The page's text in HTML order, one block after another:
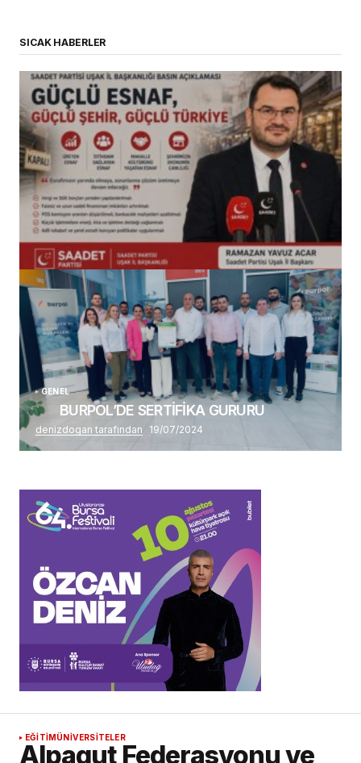
SICAK HABERLER
(başlıksız)
Alaattin Karahan tarafından 14/07/2026
GENEL
BURPOL’DE SERTİFİKA GURURU
denizdogan tarafından 19/07/2024
EĞİTİMÜNİVERSİTELER
Alpagut Federasyonu ve